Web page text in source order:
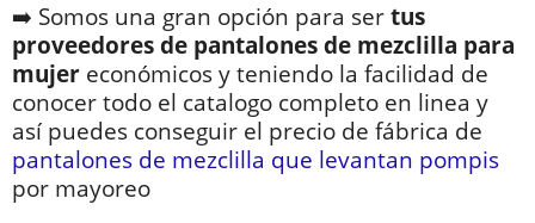
➡️ Somos una gran opción para ser tus
proveedores de pantalones de mezclilla para
mujer económicos y teniendo la facilidad de
conocer todo el catalogo completo en linea y
así puedes conseguir el precio de fábrica de
pantalones de mezclilla que levantan pompis
por mayoreo